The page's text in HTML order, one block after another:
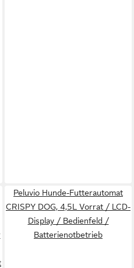
Peluvio Hunde-Futterautomat
CRISPY DOG, 4,5L Vorrat / LCD-
Display / Bedienfeld /
Batterienotbetrieb